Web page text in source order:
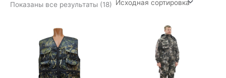
Показаны все результаты (18)